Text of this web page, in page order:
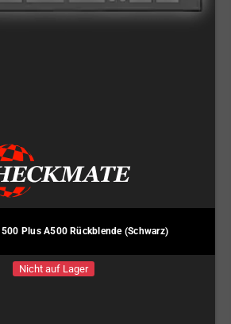
Plus A500 Rückblende (Schwarz)
Nicht auf Lager